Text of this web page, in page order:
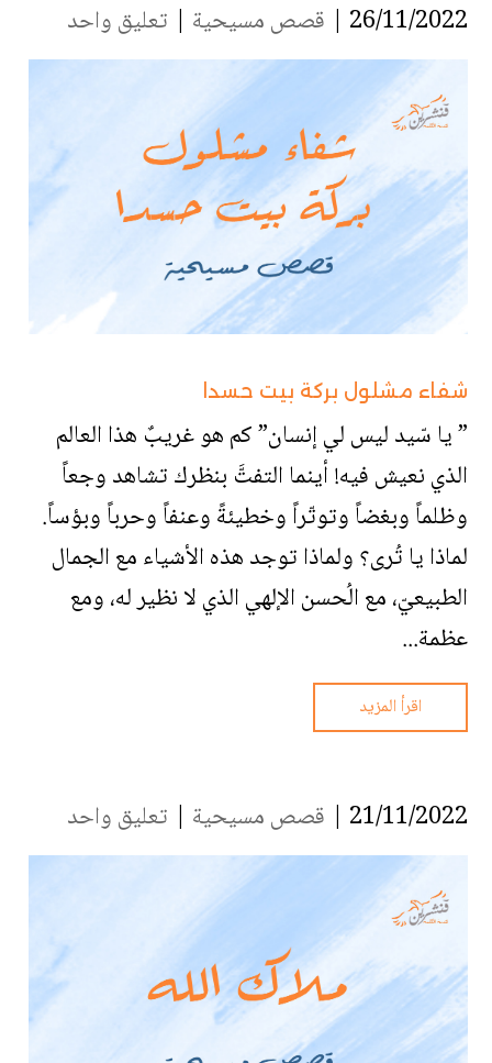
26/11/2022 | قصص مسيحية | تعليق واحد
شفاء مشلول بركة بيت حسدا
” يا سّيد ليس لي إنسان” كم هو غريبٌ هذا العالم
الذي نعيش فيه! أينما التفتَّ بنظرك تشاهد وجعاً
وظلماً وبغضاً وتوتّراً وخطيئةً وعنفاً وحرباً وبؤساً.
لماذا يا تُرى؟ ولماذا توجد هذه الأشياء مع الجمال
الطبيعيّ، مع الُحسن الإلهي الذي لا نظير له، ومع
عظمة...
اقرأ المزيد
21/11/2022 | قصص مسيحية | تعليق واحد